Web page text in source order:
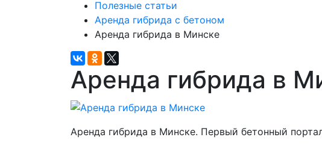
Полезные статьи
Аренда гибрида с бетоном
Аренда гибрида в Минске
Аренда гибрида в
Аренда гибрида в Минске. Первый бетонный